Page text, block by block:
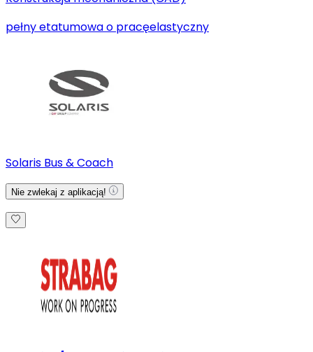
pełny etatumowa o pracęelastyczny
Solaris Bus & Coach
Nie zwlekaj z aplikacją!